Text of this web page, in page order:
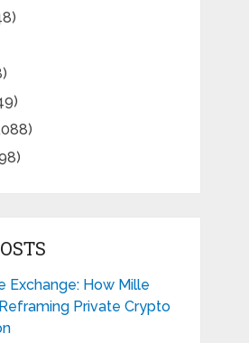
Exchange: How Mille
Private Crypto